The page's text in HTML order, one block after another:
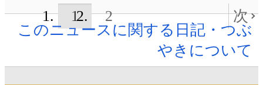
1 2
次
このニュースに関する日記・つぶ
やきについて